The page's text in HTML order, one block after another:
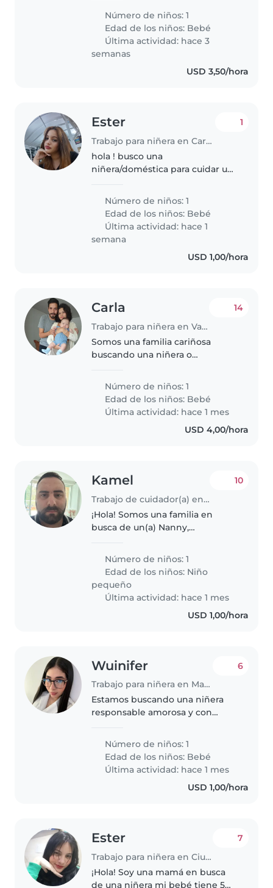
para eso es la niñera o cuidadora
Número de niños: 1
Edad de los niños: Bebé
Última actividad: hace 3
semanas
USD 3,50/hora
Ester
Trabajo para niñera en Caroní (Estado Bolívar)
1
hola ! busco una
niñera/doméstica para cuidar una
cuando te lo pida máximo 4
veces a la semana salteado
contactame si te interesa
Número de niños: 1
Edad de los niños: Bebé
Última actividad: hace 1
semana
USD 1,00/hora
Carla
Trabajo para niñera en Valencia
14
Somos una familia cariñosa
buscando una niñera o
curioso, hablador y calmado.
Necesitamos alguien cómodo(a)
con tareas del hogar. ¡Nos
encantaría conocerte!
Número de niños: 1
Edad de los niños: Bebé
Última actividad: hace 1 mes
USD 4,00/hora
Kamel
Trabajo de cuidador(a) en Caracas
10
¡Hola! Somos una familia en
busca de un(a) Nanny,
hijo es muy amigable,
inteligente y cariñoso/a.
Necesitamos a alguien que se..
Número de niños: 1
Edad de los niños: Niño
pequeño
Última actividad: hace 1 mes
USD 1,00/hora
Wuinifer
Trabajo para niñera en Maracay
6
Estamos buscando una niñera
responsable amorosa y con
mi bebé los pagos serian
ajustados al hablar con la niñera
Número de niños: 1
Edad de los niños: Bebé
Última actividad: hace 1 mes
USD 1,00/hora
Ester
Trabajo para niñera en Ciudad Guayana
7
¡Hola! Soy una mamá en busca
de una niñera mi bebé tiene 5